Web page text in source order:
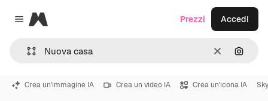
Close menu
Magnific
CancellaCerca
Prezzi Accedi
Crea un'immagine IA Crea un video IA Crea un'icona IA